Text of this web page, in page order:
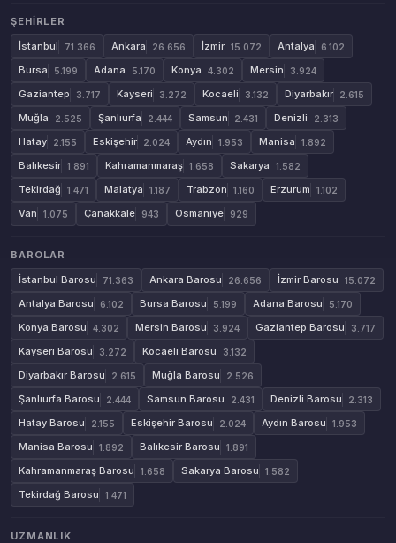
ŞEHIRLER
İstanbul
71.366 Ankara 26.656 İzmir 15.072 Antalya 6.102
Bursa 5.199 Adana 5.170 Konya 4.302 Mersin 3.924
Gaziantep 3.717 Kayseri 3.272 Kocaeli 3.132 Diyarbakır 2.615
Muğla 2.525 Şanlıurfa 2.444 Samsun 2.431 Denizli 2.313
Hatay 2.155 Eskişehir 2.024 Aydın 1.953 Manisa 1.892
Balıkesir 1.891 Kahramanmaraş 1.658 Sakarya 1.582
Tekirdağ 1.471 Malatya 1.187 Trabzon 1.160 Erzurum 1.102
Van 1.075 Çanakkale 943 Osmaniye 929
BAROLAR
İstanbul Barosu
71.363 Ankara Barosu 26.656 İzmir Barosu 15.072
Antalya Barosu 6.102 Bursa Barosu 5.199 Adana Barosu 5.170
Konya Barosu 4.302 Mersin Barosu 3.924 Gaziantep Barosu 3.717
Kayseri Barosu 3.272 Kocaeli Barosu 3.132
Diyarbakır Barosu 2.615 Muğla Barosu 2.526
Şanlıurfa Barosu 2.444 Samsun Barosu 2.431 Denizli Barosu 2.313
Hatay Barosu 2.155 Eskişehir Barosu 2.024 Aydın Barosu 1.953
Manisa Barosu 1.892 Balıkesir Barosu 1.891
Kahramanmaraş Barosu 1.658 Sakarya Barosu 1.582
Tekirdağ Barosu 1.471
UZMANLIK